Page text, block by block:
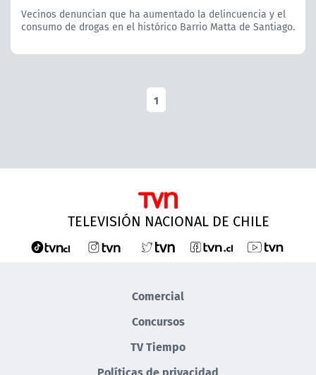
Vecinos denuncian que ha aumentado la delincuencia y el
consumo de drogas en el histórico Barrio Matta de Santiago.
1
TELEVISIÓN NACIONAL DE CHILE
Comercial
Concursos
TV Tiempo